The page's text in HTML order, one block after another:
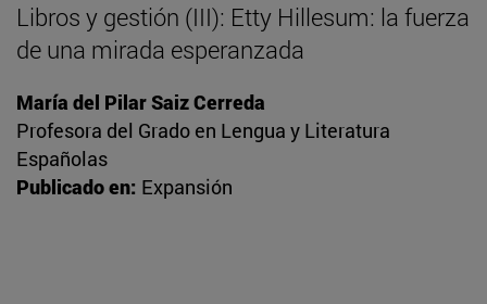
Libros y gestión (III): Etty Hillesum: la fuerza
de una mirada esperanzada
María del Pilar Saiz Cerreda
Profesora del Grado en Lengua y Literatura
Españolas
Publicado en: Expansión